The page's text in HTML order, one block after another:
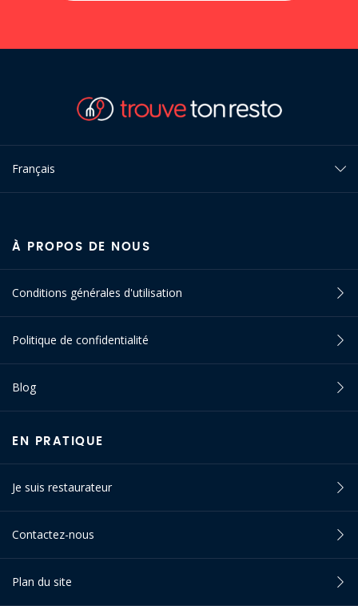
Français
À PROPOS DE NOUS
Conditions générales d'utilisation
Politique de confidentialité
Blog
EN PRATIQUE
Je suis restaurateur
Contactez-nous
Plan du site